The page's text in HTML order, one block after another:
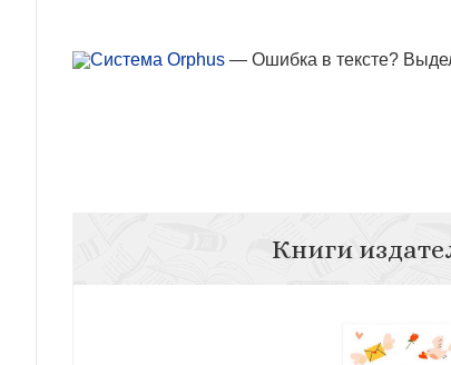
— Ошибка в тексте?
Книги